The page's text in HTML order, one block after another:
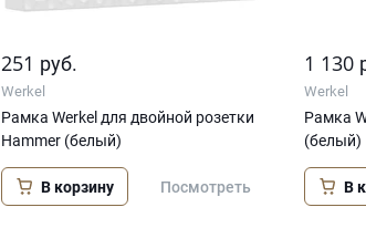
251 руб.
Werkel
Рамка Werkel для двойной розетки
Hammer (белый)
В корзину Посмотреть
1 130
Werkel
Рамка
(белый)
В